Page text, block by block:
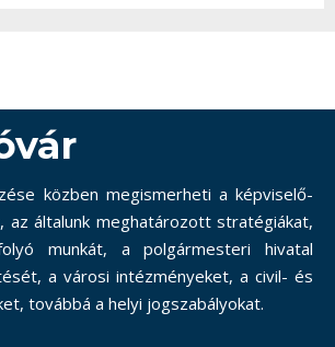
közben megismerheti a képviselő-
az általunk meghatározott stratégiákat,
munkát, a polgármesteri hivatal
a városi intézményeket, a civil- és
továbbá a helyi jogszabályokat.